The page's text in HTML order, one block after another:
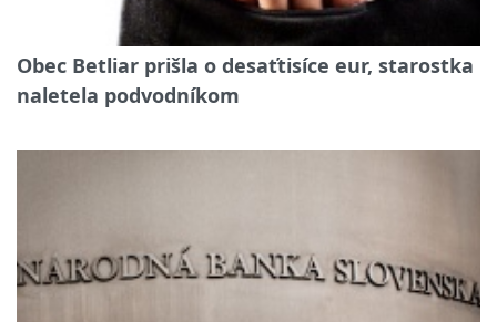
Obec Betliar prišla o desaťtisíce eur, starostka
naletela podvodníkom